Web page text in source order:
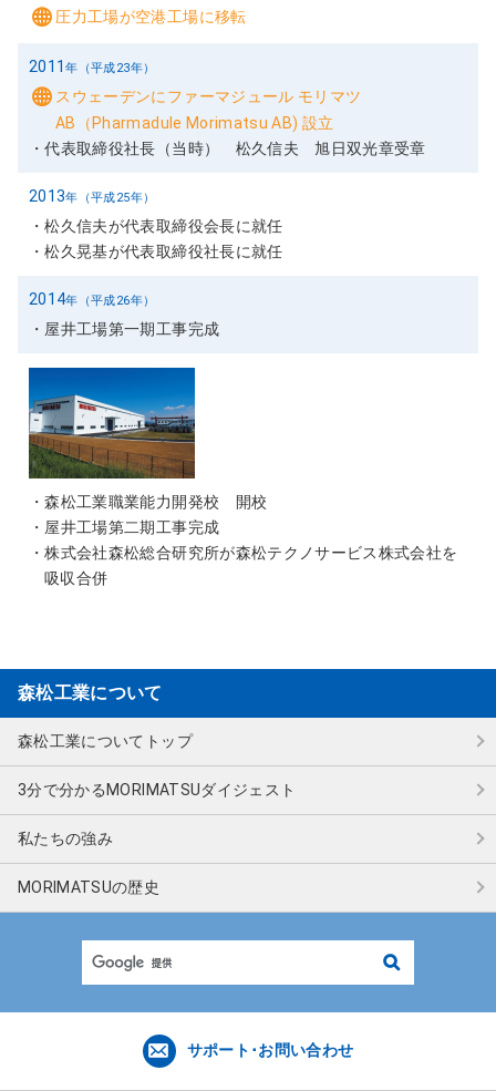
圧力工場が空港工場に移転
2011年（平成23年）
スウェーデンにファーマジュール モリマツ
AB（Pharmadule Morimatsu AB) 設立
代表取締役社長（当時） 松久信夫 旭日双光章受章
2013年（平成25年）
松久信夫が代表取締役会長に就任
松久晃基が代表取締役社長に就任
2014年（平成26年）
屋井工場第一期工事完成
森松工業職業能力開発校 開校
屋井工場第二期工事完成
株式会社森松総合研究所が森松テクノサービス株式会社を
吸収合併
森松工業について
森松工業についてトップ
3分で分かる MORIMATSUダイジェスト
私たちの強み
MORIMATSUの歴史
索
サポート･お問い合わせ